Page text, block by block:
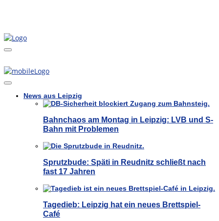
News aus Leipzig
Bahnchaos am Montag in Leipzig: LVB und S-
Bahn mit Problemen
Sprutzbude: Späti in Reudnitz schließt nach
fast 17 Jahren
Tagedieb: Leipzig hat ein neues Brettspiel-
Café